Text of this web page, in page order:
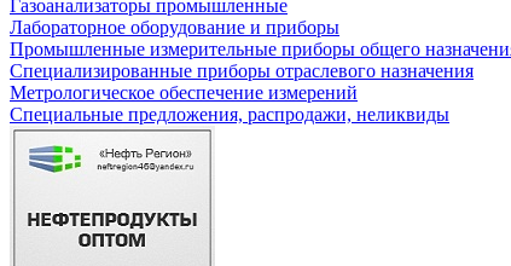
Газоанализаторы промышленные
Лабораторное оборудование и приборы
Промышленные измерительные приборы общего
Специализированные приборы отраслевого назначения
Метрологическое обеспечение измерений
Специальные предложения, распродажи, неликвиды